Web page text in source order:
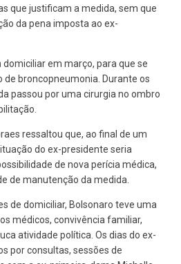
que justificam a medida, sem que
da pena imposta ao ex-
em março, para que se
de broncopneumonia. Durante os
passou por uma cirurgia no ombro
ressaltou que, ao final de um
do ex-presidente seria
de nova perícia médica,
de manutenção da medida.
de domiciliar, Bolsonaro teve uma
médicos, convivência familiar,
atividade política. Os dias do ex-
por consultas, sessões de